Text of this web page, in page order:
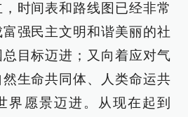
时间表和路线图已经非常
强民主文明和谐美丽的社
目标迈进；又向着应对气
生命共同体、人类命运共
界愿景迈进。从现在起到